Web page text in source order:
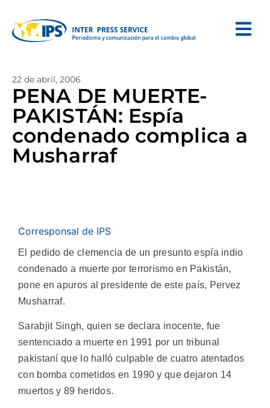
22 de abril, 2006
PENA DE MUERTE-
PAKISTÁN: Espía
condenado complica a
Musharraf
Corresponsal de IPS
El pedido de clemencia de un presunto espía indio
condenado a muerte por terrorismo en Pakistán,
pone en apuros al presidente de este país, Pervez
Musharraf.
Sarabjit Singh, quien se declara inocente, fue
sentenciado a muerte en 1991 por un tribunal
pakistaní que lo halló culpable de cuatro atentados
con bomba cometidos en 1990 y que dejaron 14
muertos y 89 heridos.